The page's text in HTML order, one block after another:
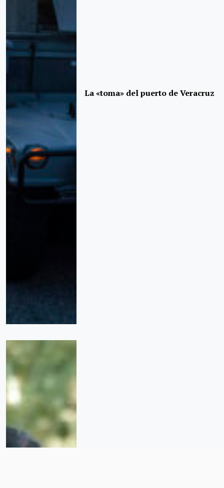
La «toma» del puerto de Veracruz